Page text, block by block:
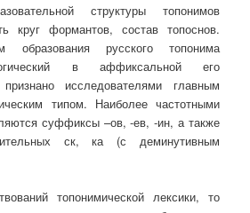
структуры топонимов
круг формантов, состав топоснов.
образования русского топонима
в аффиксальной его
исследователями главным
типом. Наиболее частотными
суффиксы –ов, -ев, -ин, а также
ск, ка (с деминутивным
топонимической лексики, то